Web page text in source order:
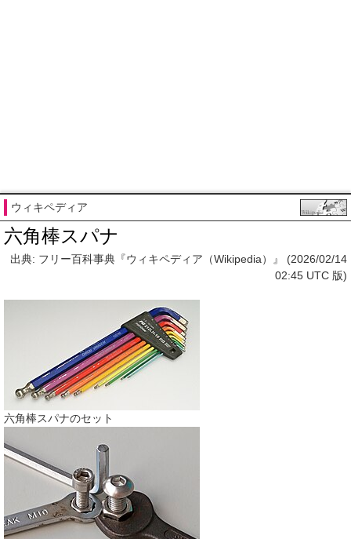
ウィキペディア
六角棒スパナ
出典: フリー百科事典『ウィキペディア（Wikipedia）』 (2026/02/14
02:45 UTC 版)
六角棒スパナのセット